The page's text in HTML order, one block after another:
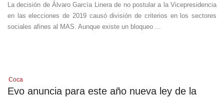
La decisión de Álvaro García Linera de no postular a la Vicepresidencia
en las elecciones de 2019 causó división de criterios en los sectores
sociales afines al MAS. Aunque existe un bloqueo ...
Coca
Evo anuncia para este año nueva ley de la